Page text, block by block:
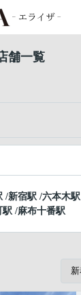
舗一覧
/新宿駅 /六本木駅
駅 /麻布十番駅